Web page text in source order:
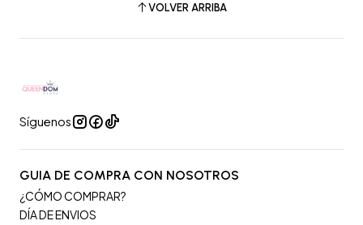
VOLVER ARRIBA
Síguenos
GUIA DE COMPRA CON NOSOTROS
¿CÓMO COMPRAR?
DÍA DE ENVIOS